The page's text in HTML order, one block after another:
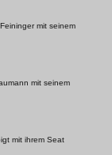
mit seinem
mit seinem
mit ihrem Seat